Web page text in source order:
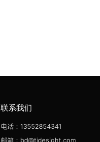
联系我们
电话：13552854341
邮箱：bd@tidesight.com